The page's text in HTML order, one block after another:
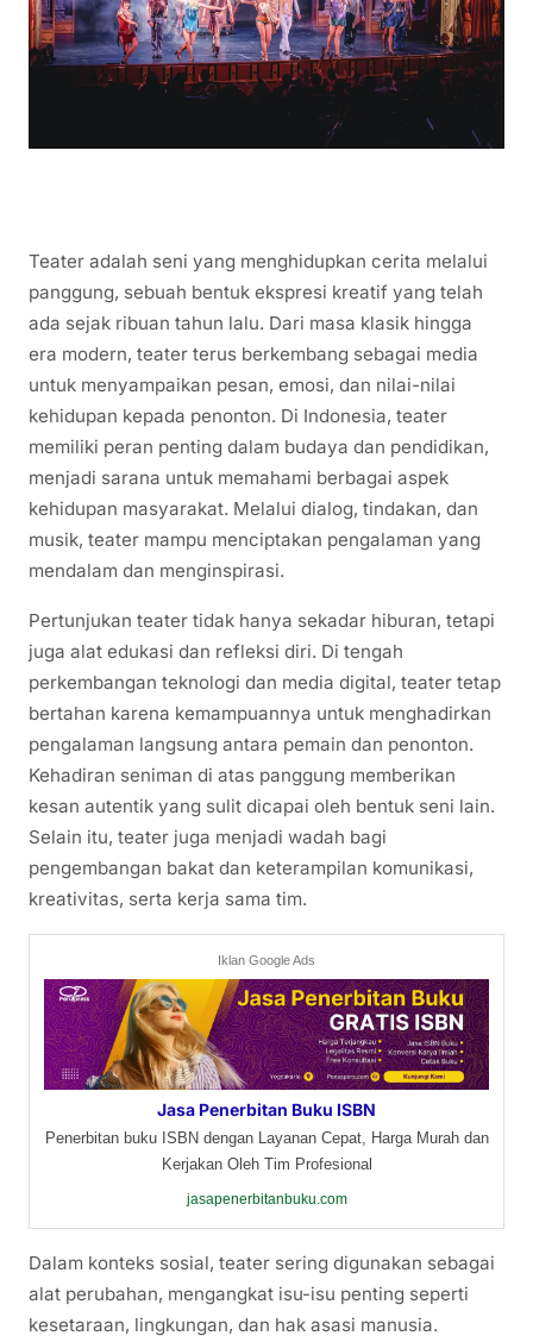
Teater adalah seni yang menghidupkan cerita melalui
panggung, sebuah bentuk ekspresi kreatif yang telah
ada sejak ribuan tahun lalu. Dari masa klasik hingga
era modern, teater terus berkembang sebagai media
untuk menyampaikan pesan, emosi, dan nilai-nilai
kehidupan kepada penonton. Di Indonesia, teater
memiliki peran penting dalam budaya dan pendidikan,
menjadi sarana untuk memahami berbagai aspek
kehidupan masyarakat. Melalui dialog, tindakan, dan
musik, teater mampu menciptakan pengalaman yang
mendalam dan menginspirasi.
Pertunjukan teater tidak hanya sekadar hiburan, tetapi
juga alat edukasi dan refleksi diri. Di tengah
perkembangan teknologi dan media digital, teater tetap
bertahan karena kemampuannya untuk menghadirkan
pengalaman langsung antara pemain dan penonton.
Kehadiran seniman di atas panggung memberikan
kesan autentik yang sulit dicapai oleh bentuk seni lain.
Selain itu, teater juga menjadi wadah bagi
pengembangan bakat dan keterampilan komunikasi,
kreativitas, serta kerja sama tim.
Iklan Google Ads
Jasa Penerbitan Buku ISBN
Penerbitan buku ISBN dengan Layanan Cepat, Harga Murah dan
Kerjakan Oleh Tim Profesional
jasapenerbitanbuku.com
Dalam konteks sosial, teater sering digunakan sebagai
alat perubahan, mengangkat isu-isu penting seperti
kesetaraan, lingkungan, dan hak asasi manusia.